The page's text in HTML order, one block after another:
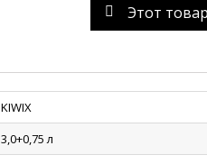
Этот
KIWIX
3,0+0,75 л